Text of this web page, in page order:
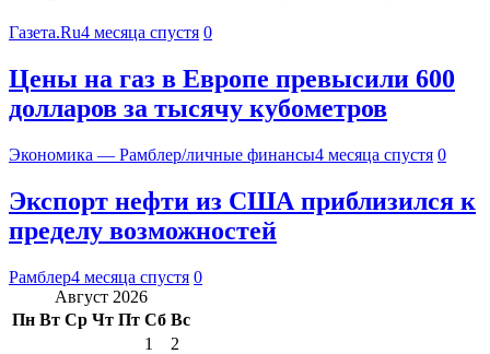
Газета.Ru4 месяца спустя 0
Цены на газ в Европе превысили 600
долларов за тысячу кубометров
Экономика — Рамблер/личные финансы4 месяца спустя 0
Экспорт нефти из США приблизился к
пределу возможностей
Рамблер4 месяца спустя 0
Август 2026
Пн Вт Ср Чт Пт Сб Вс
1
2